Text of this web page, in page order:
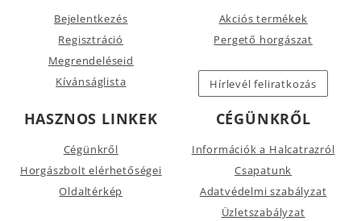
Bejelentkezés
Regisztráció
Megrendeléseid
Kívánságlista
Akciós termékek
Pergető horgászat
Hírlevél feliratkozás
HASZNOS LINKEK
Cégünkről
Horgászbolt elérhetőségei
Oldaltérkép
CÉGÜNKRŐL
Információk a Halcatrazról
Csapatunk
Adatvédelmi szabályzat
Üzletszabályzat